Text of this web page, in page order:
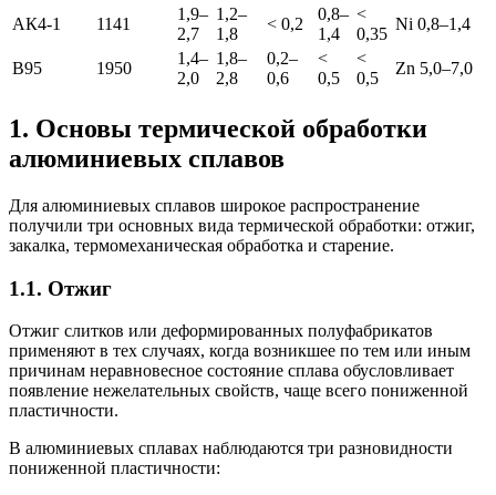
АК4-1 1141
1,9–
2,7
1,2–
1,8
< 0,2
0,8–
1,4
<
0,35
Ni 0,8–1,4
В95 1950
1,4–
2,0
1,8–
2,8
0,2–
0,6
<
0,5
<
0,5
Zn 5,0–7,0
1. Основы термической обработки
алюминиевых сплавов
Для алюминиевых сплавов широкое распространение
получили три основных вида термической обработки: отжиг,
закалка, термомеханическая обработка и старение.
1.1. Отжиг
Отжиг слитков или деформированных полуфабрикатов
применяют в тех случаях, когда возникшее по тем или иным
причинам неравновесное состояние сплава обусловливает
появление нежелательных свойств, чаще всего пониженной
пластичности.
В алюминиевых сплавах наблюдаются три разновидности
пониженной пластичности: